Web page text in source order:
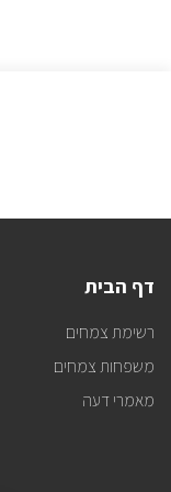
דף הבית
רשימת צמחים
משפחות צמחים
מאמרי דעה